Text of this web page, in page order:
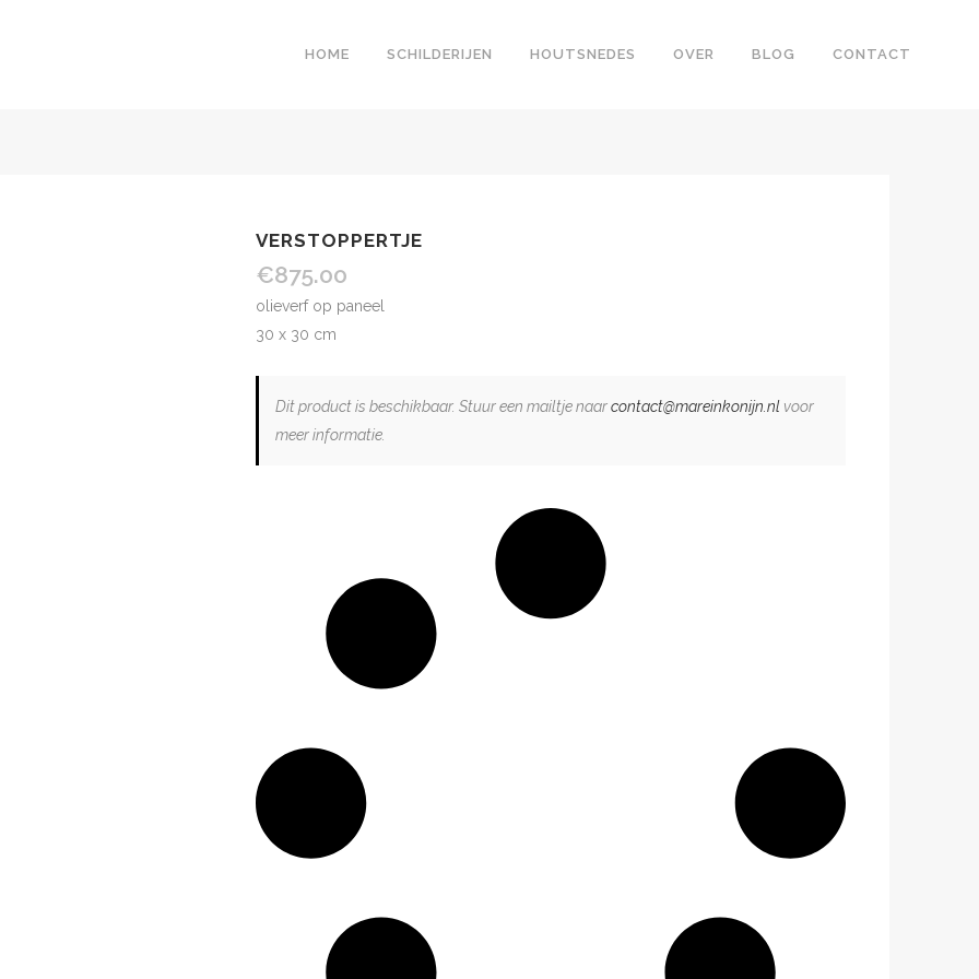
HOME SCHILDERIJEN HOUTSNEDES OVER BLOG CONTACT
VERSTOPPERTJE
€875.00
olieverf op paneel
30 x 30 cm
Dit product is beschikbaar. Stuur een mailtje naarcontact@mareinkonijn.nl voor
meer informatie.